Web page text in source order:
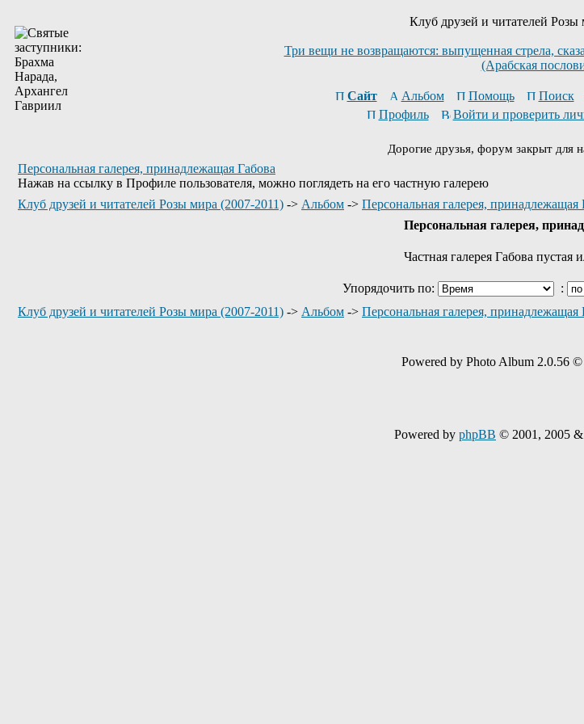
Клуб друзей и читателей Розы
Три вещи не возвращаются: выпущенная стрела,
(Арабская
Сайт Альбом Помощь Поиск
Профиль
Войти и проверить
Дорогие друзья, форум закрыт для
Персональная галерея, принадлежащая Габова
Нажав на ссылку в Профиле пользователя, можно поглядеть на его частную галерею
Клуб друзей и читателей Розы мира (2007-2011) -> Альбом -> Персональная галерея, принадлежащая
Персональная галерея,
Частная галерея Габова пустая
Упорядочить по:
:
Клуб друзей и читателей Розы мира (2007-2011) -> Альбом -> Персональная галерея, принадлежащая
Powered by Photo Album 2.0.56
Powered by phpBB © 2001, 2005